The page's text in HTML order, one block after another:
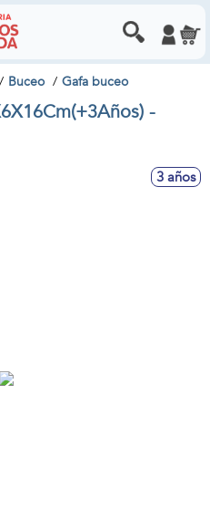
Buceo Gafa buceo
-
3 años